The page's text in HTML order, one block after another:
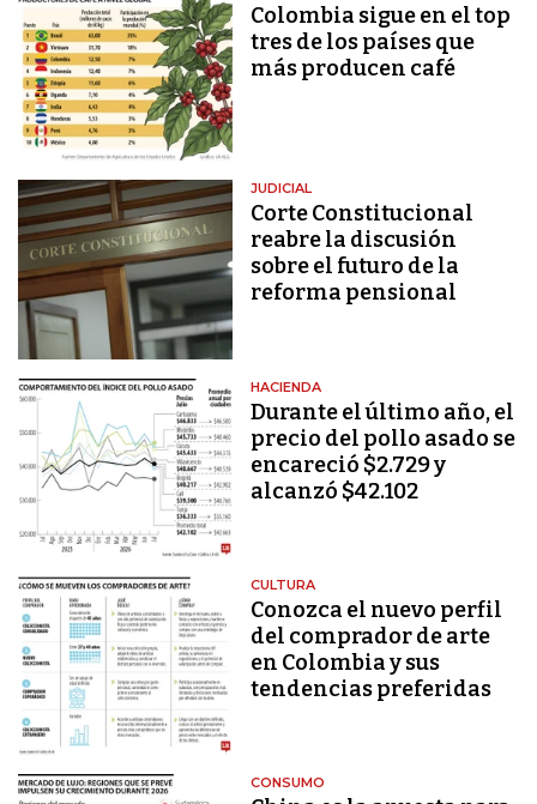
Colombia sigue en el top
tres de los países que
más producen café
JUDICIAL
Corte Constitucional
reabre la discusión
sobre el futuro de la
reforma pensional
HACIENDA
Durante el último año, el
precio del pollo asado se
encareció $2.729 y
alcanzó $42.102
CULTURA
Conozca el nuevo perfil
del comprador de arte
en Colombia y sus
tendencias preferidas
CONSUMO